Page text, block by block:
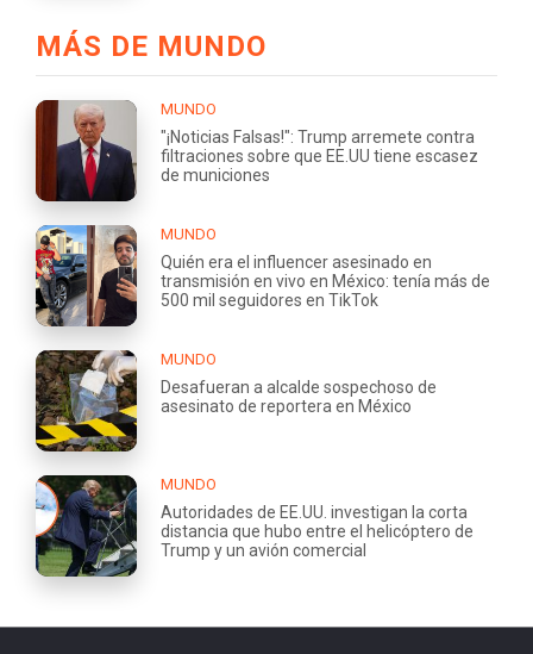
MÁS DE MUNDO
MUNDO
"¡Noticias Falsas!": Trump arremete contra
filtraciones sobre que EE.UU tiene escasez
de municiones
MUNDO
Quién era el influencer asesinado en
transmisión en vivo en México: tenía más de
500 mil seguidores en TikTok
MUNDO
Desafueran a alcalde sospechoso de
asesinato de reportera en México
MUNDO
Autoridades de EE.UU. investigan la corta
distancia que hubo entre el helicóptero de
Trump y un avión comercial